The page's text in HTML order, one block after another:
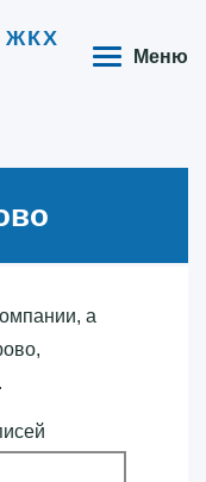
Меню
а